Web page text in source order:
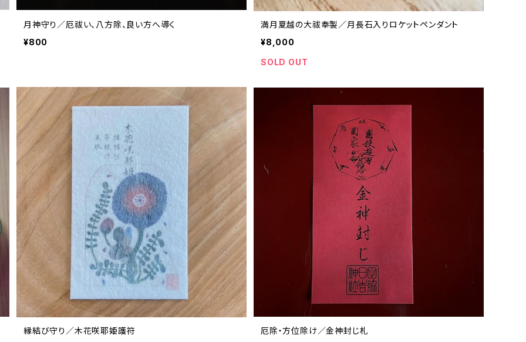
月神守り／厄祓い、八方除、良い方へ導く
¥800
満月夏越の大祓奉製／月長石入りロケットペンダント
¥8,000
SOLD OUT
縁結び守り／木花咲耶姫護符
厄除・方位除け／金神封じ札